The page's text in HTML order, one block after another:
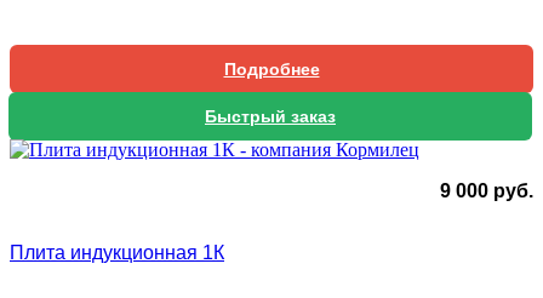
Подробнее
Быстрый заказ
9 000 руб.
Плита индукционная 1К